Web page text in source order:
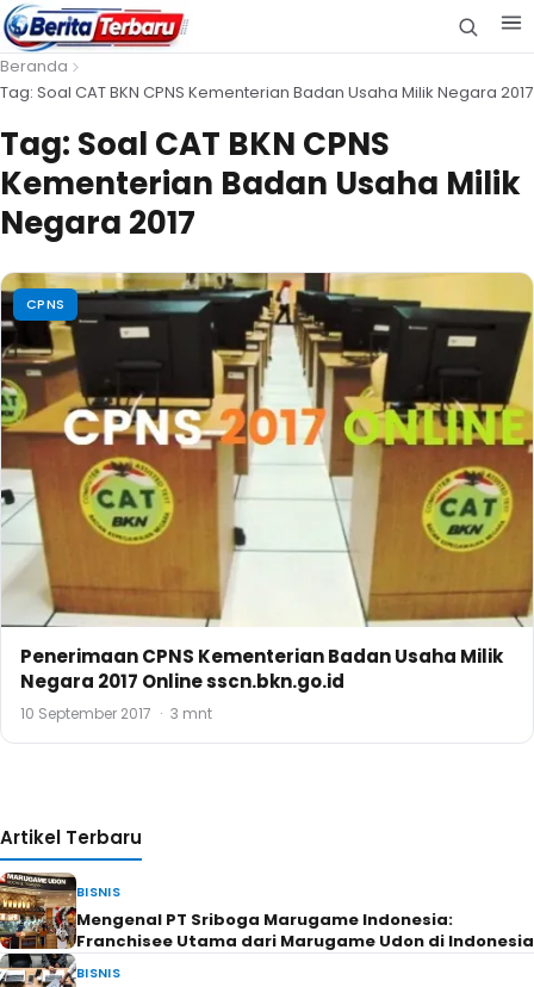
Beranda
Tag: Soal CAT BKN CPNS Kementerian Badan Usaha Milik Negara 2017
Tag: Soal CAT BKN CPNS
Kementerian Badan Usaha Milik
Negara 2017
CPNS
Penerimaan CPNS Kementerian Badan Usaha Milik
Negara 2017 Online sscn.bkn.go.id
10 September 2017 · 3 mnt
Artikel Terbaru
BISNIS
Mengenal PT Sriboga Marugame Indonesia:
Franchisee Utama dari Marugame Udon di Indonesia
BISNIS